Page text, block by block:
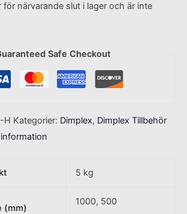
för närvarande slut i lager och är inte
Safe Checkout
H Kategorier: Dimplex, Dimplex Tillbehör
5 kg
(mm)
1000, 500